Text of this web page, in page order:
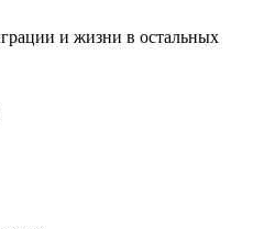
и жизни в остальных